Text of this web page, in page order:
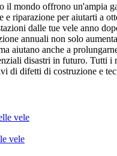
il mondo offrono un'ampia
e riparazione per aiutarti a
dalle tue vele anno
annuali non solo
aiutano anche a
disastri in futuro. Tutti i
di difetti di costruzione e
vele
vele